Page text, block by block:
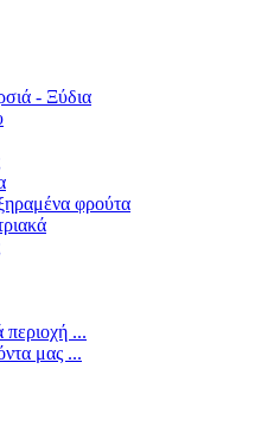
- Ξύδια
φρούτα
περιοχή ...
μας ...